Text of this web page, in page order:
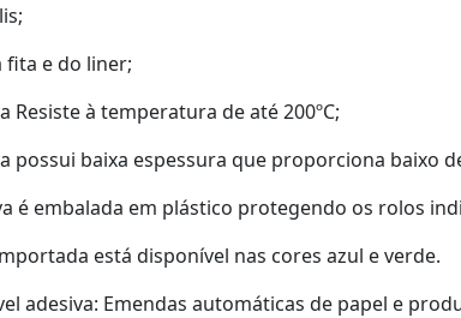
e do liner;
à temperatura de até 200ºC;
possui baixa espessura que proporciona baixo
é embalada em plástico protegendo os rolos
está disponível nas cores azul e verde.
adesiva: Emendas automáticas de papel e